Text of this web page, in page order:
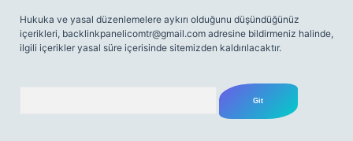
Hukuka ve yasal düzenlemelere aykırı olduğunu düşündüğünüz
içerikleri, backlinkpanelicomtr@gmail.com adresine bildirmeniz halinde,
ilgili içerikler yasal süre içerisinde sitemizden kaldırılacaktır.